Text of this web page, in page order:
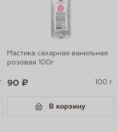
Мастика сахарная ванильная
розовая 100г
90 ₽ 100 г.
В корзину